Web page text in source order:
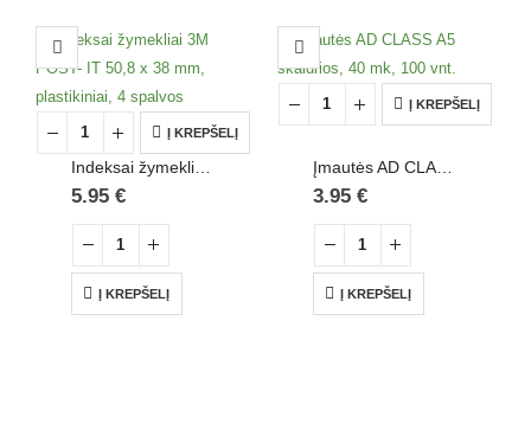
Į KREPŠELĮ
Indeksai žymekliai 3M POST- IT 50,8 x 38 mm, plastikiniai, 4 spalvos
5.95 €
Į KREPŠELĮ
Į KREPŠELĮ
Įmautės AD CLASS A5 skaidrios, 40 mk, 100 vnt.
3.95 €
Į KREPŠELĮ